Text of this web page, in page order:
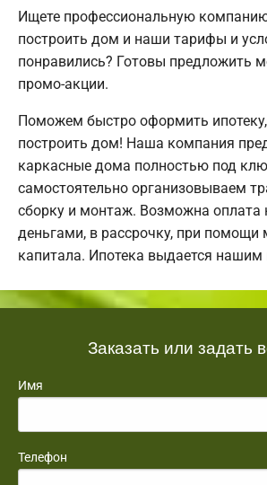
Ищете профессиональную
построить дом и наши тарифы и
понравились? Готовы предложить
промо-акции.
Поможем быстро оформить
построить дом! Наша компания
каркасные дома полностью под
самостоятельно организовываем
сборку и монтаж. Возможна
деньгами, в рассрочку, при помощи
капитала. Ипотека выдается нашим
Заказать или задать
Имя
Телефон